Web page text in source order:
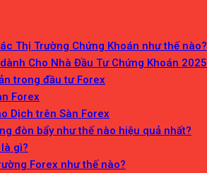
Thị Trường Chứng Khoán như thế nào?
Cho Nhà Đầu Tư Chứng Khoán 2025
trong đầu tư Forex
Forex
Dịch trên Sàn Forex
đòn bẩy như thế nào hiệu quả nhất?
gì?
Forex như thế nào?